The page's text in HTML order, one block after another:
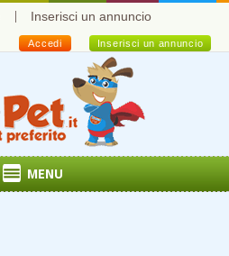
Inserisci un annuncio
Inserisci un annuncio
Accedi
MENU